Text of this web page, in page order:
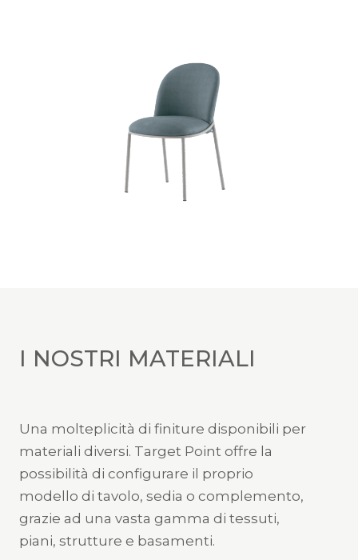
I NOSTRI MATERIALI
Una molteplicità di finiture disponibili per
materiali diversi. Target Point offre la
possibilità di configurare il proprio
modello di tavolo, sedia o complemento,
grazie ad una vasta gamma di tessuti,
piani, strutture e basamenti.